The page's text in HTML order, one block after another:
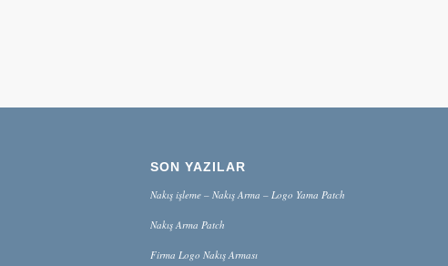
SON YAZILAR
Nakış işleme – Nakış Arma – Logo Yama Patch
Nakış Arma Patch
Firma Logo Nakış Arması